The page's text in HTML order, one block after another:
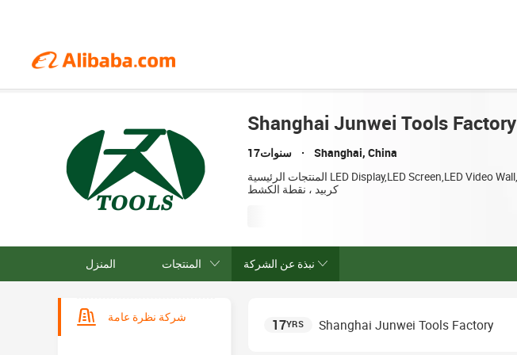
Shanghai Junwei Tools Factory
17سنوات Shanghai, China
المنتجات الرئيسية LED Display,LED Screen,LED Video Wall,Digital Billboard,COB LED Displayغطاء الرملي ، أو ، نقطة الماس ، لدغ
كربيد ، نقطة الكشط
المنزل المنتجات نبذة عن الشركة
شركة نظرة عامة 17YRS Shanghai Junwei Tools Factory